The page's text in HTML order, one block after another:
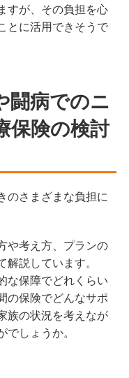
すが、その負担を心
とに活用できそうで
闘病でのニ
保険の検討
のさまざまな負担に
や考え方、プランの
説しています。
な保障でどれくらい
の保険でどんなサポ
族の状況を考えなが
でしょうか。